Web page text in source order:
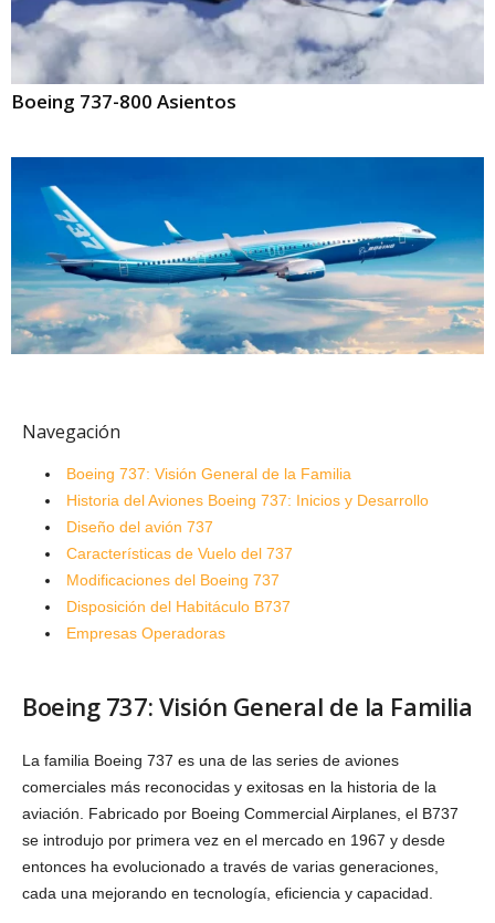
Boeing 737-800 Asientos
Navegación
Boeing 737: Visión General de la Familia
Historia del Aviones Boeing 737: Inicios y Desarrollo
Diseño del avión 737
Características de Vuelo del 737
Modificaciones del Boeing 737
Disposición del Habitáculo B737
Empresas Operadoras
Boeing 737: Visión General de la Familia
La familia Boeing 737 es una de las series de aviones
comerciales más reconocidas y exitosas en la historia de la
aviación. Fabricado por Boeing Commercial Airplanes, el B737
se introdujo por primera vez en el mercado en 1967 y desde
entonces ha evolucionado a través de varias generaciones,
cada una mejorando en tecnología, eficiencia y capacidad.